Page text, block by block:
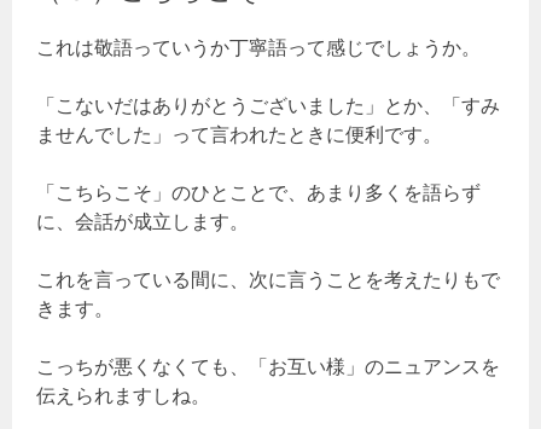
これは敬語っていうか丁寧語って感じでしょうか。
「こないだはありがとうございました」とか、「すみ
ませんでした」って言われたときに便利です。
「こちらこそ」のひとことで、あまり多くを語らず
に、会話が成立します。
これを言っている間に、次に言うことを考えたりもで
きます。
こっちが悪くなくても、「お互い様」のニュアンスを
伝えられますしね。